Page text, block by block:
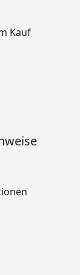
Kauf